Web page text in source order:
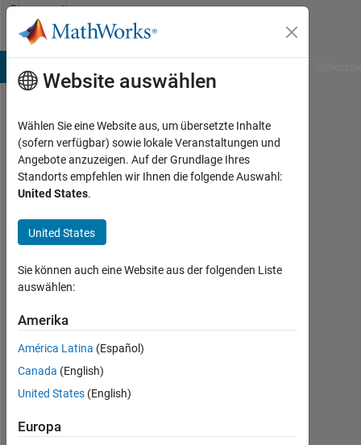
Weiter zum Inhalt
Community
Profile
Raphael
Last
seen:
etwa
ein
Jahr
|
Aktiv
2011
Followers:
0
Website auswählen
Wählen Sie eine Website aus, um übersetzte Inhalte
(sofern verfügbar) sowie lokale Veranstaltungen und
Angebote anzuzeigen. Auf der Grundlage Ihres
Standorts empfehlen wir Ihnen die folgende Auswahl:
United States.
United States
Sie können auch eine Website aus der folgenden Liste
auswählen:
Amerika
América Latina (Español)
Canada (English)
United States (English)
Europa